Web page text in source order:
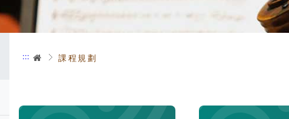
::: 首頁課程規劃